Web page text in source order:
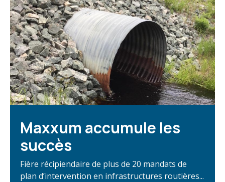
Maxxum accumule les
succès
Fière récipiendaire de plus de 20 mandats de
plan d’intervention en infrastructures routières...